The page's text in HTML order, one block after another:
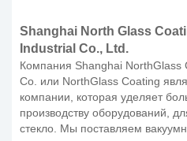
Shanghai North Glass
Industrial Co., Ltd.
Компания Shanghai NorthGlass
Co. или NorthGlass Coating
компании, которая уделяет
производству оборудований,
стекло. Мы поставляем